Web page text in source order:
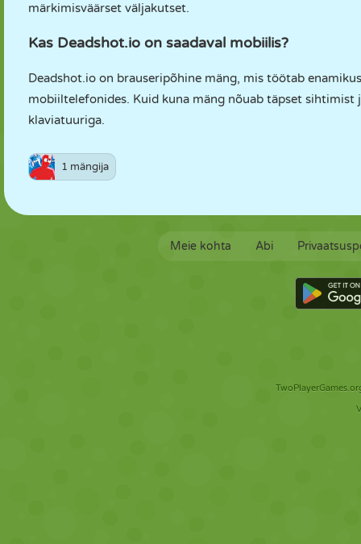
märkimisväärset väljakutset.
Kas Deadshot.io on saadaval mobiilis?
Deadshot.io on brauseripõhine mäng, mis töötab
mobiiltelefonides. Kuid kuna mäng nõuab täpset
klaviatuuriga.
1 mängija
Meie kohta Abi